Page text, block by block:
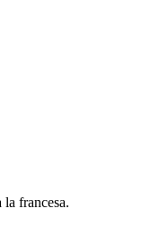
francesa.